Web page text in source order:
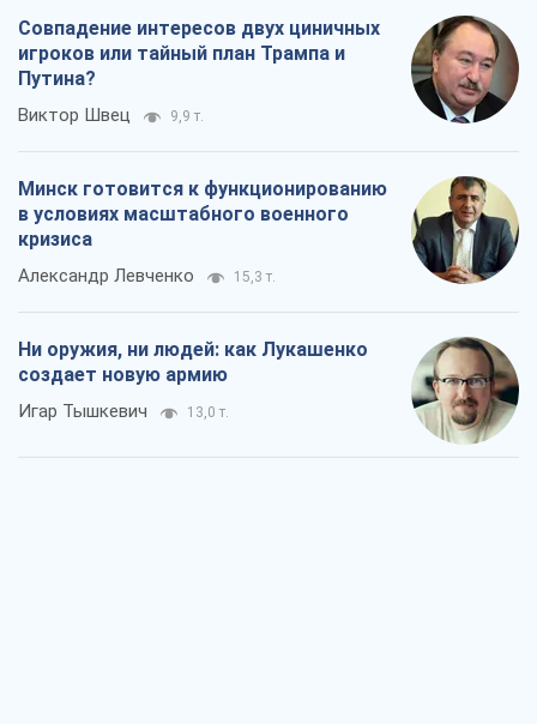
Совпадение интересов двух циничных
игроков или тайный план Трампа и
Путина?
Виктор Швец 9,9 т.
Минск готовится к функционированию
в условиях масштабного военного
кризиса
Александр Левченко 15,3 т.
Ни оружия, ни людей: как Лукашенко
создает новую армию
Игар Тышкевич 13,0 т.